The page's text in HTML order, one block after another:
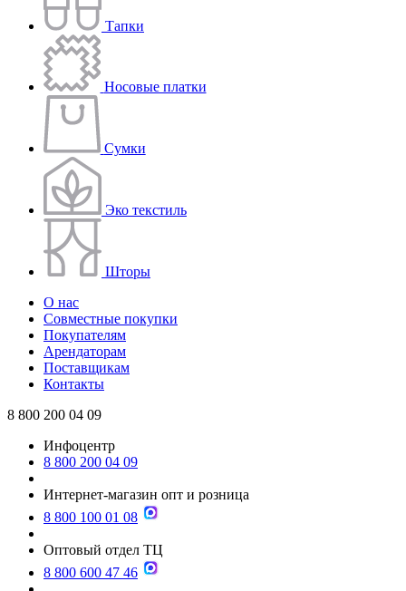
Тапки
Носовые платки
Сумки
Эко текстиль
Шторы
О нас
Совместные покупки
Покупателям
Арендаторам
Поставщикам
Контакты
8 800 200 04 09
Инфоцентр
8 800 200 04 09
Интернет-магазин опт и розница
8 800 100 01 08
Оптовый отдел ТЦ
8 800 600 47 46